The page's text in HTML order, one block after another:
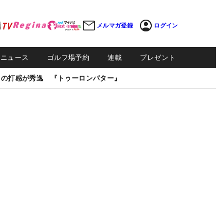
メルマガ登録 ログイン
ュース ゴルフ場予約 連載 プレゼント
打感が秀逸 『トゥーロンパター』